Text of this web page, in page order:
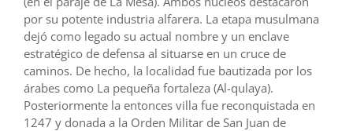
por su potente industria alfarera. La etapa musulmana
dejó como legado su actual nombre y un enclave
estratégico de defensa al situarse en un cruce de
caminos. De hecho, la localidad fue bautizada por los
árabes como La pequeña fortaleza (Al-qulaya).
Posteriormente la entonces villa fue reconquistada en
1247 y donada a la Orden Militar de San Juan de